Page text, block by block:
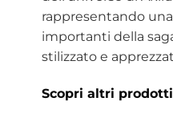
rappresentando
importanti della
stilizzato e
Scopri altri